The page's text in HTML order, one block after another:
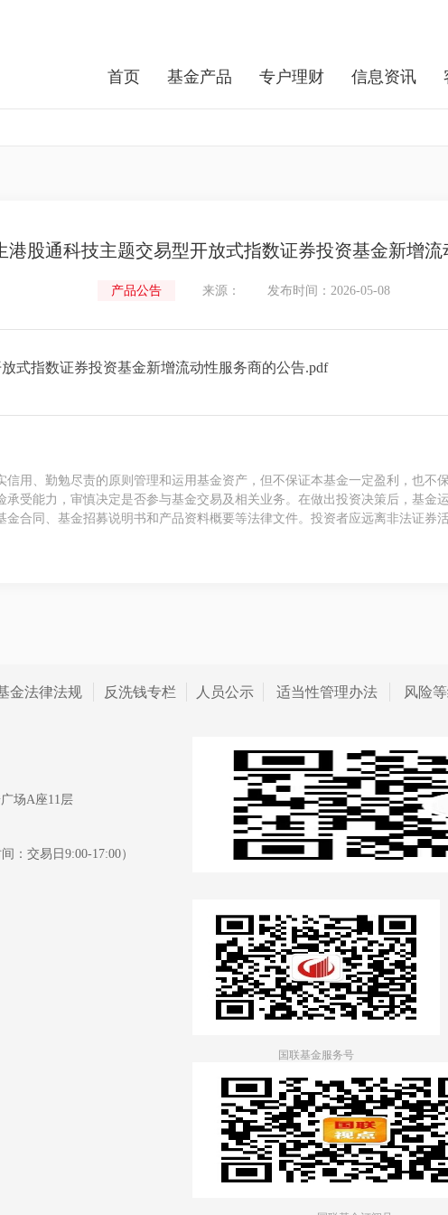
首页 基金产品 专户理财 信息资讯
港股通科技主题交易型开放式指数证券投资基金新增
产品公告 来源： 发布时间：2026-05-08
式指数证券投资基金新增流动性服务商的公告.pdf
用、勤勉尽责的原则管理和运用基金资产，但不保证本基金一定盈利，也不
受能力，审慎决定是否参与基金交易及相关业务。在做出投资决策后，基金
合同、基金招募说明书和产品资料概要等法律文件。投资者应远离非法证券
金法律法规 反洗钱专栏 人员公示 适当性管理办法 风险
场A座11层
：交易日9:00-17:00）
国联基金服务号